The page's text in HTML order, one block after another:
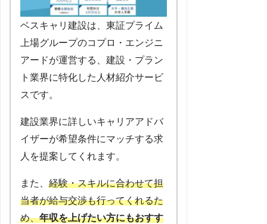
ベスキャリ建設は、東証プライム
上場グループのコプロ・エンジニ
アードが運営する、建設・プラン
ト業界に特化した人材紹介サービ
スです。
建設業界に詳しいキャリアアドバ
イザーが希望条件にマッチする求
人を提案してくれます。
また、 経験・スキルに合わせて担
当者が給与交渉も行ってくれるた
め、年収を上げたい方にもおすす